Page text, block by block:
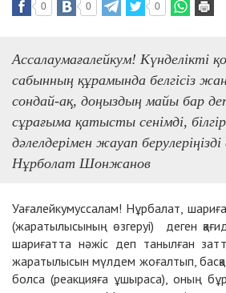
0 0 0
Ассалаумағалейкум! Күнделікті
сабынның құрамында белгісіз
сондай-ақ, доңыздың майы бар
сұрағыма қатысты сенімді,
дәлелдерімен жауап
Нұрболат Шонжанов
Уағалейкумуссалам! Нұрбалат,
(жаратылысының өзгеруі) деген
шариғатта нәжіс деп танылған
жаратылысын мүлдем жоғалтып, басқа
болса (реакцияға ұшыраса), оның